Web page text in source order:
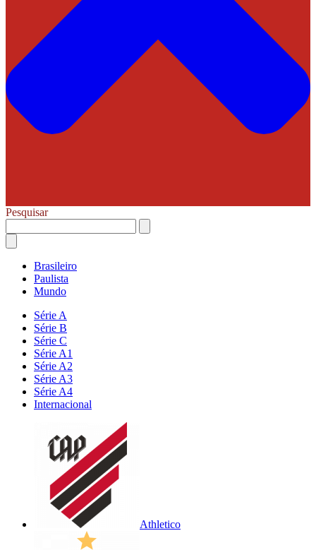
Pesquisar
Brasileiro
Paulista
Mundo
Série A
Série B
Série C
Série A1
Série A2
Série A3
Série A4
Internacional
Athletico